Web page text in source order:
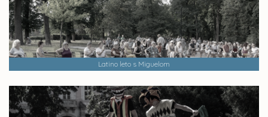
Latino leto s Miguelom